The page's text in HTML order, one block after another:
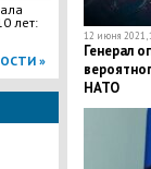
лет:
»
12 июня 2021,
Генерал
НАТО